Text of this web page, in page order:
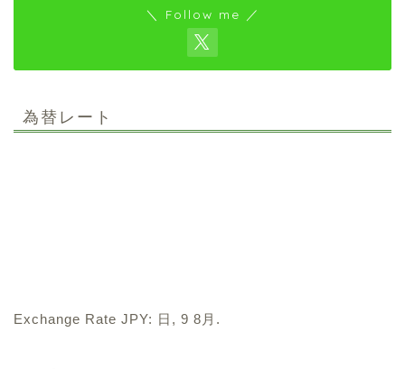
＼ Follow me ／
為替レート
Exchange Rate JPY: 日, 9 8月.